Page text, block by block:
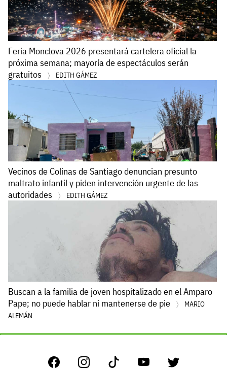
Feria Monclova 2026 presentará cartelera oficial la
próxima semana; mayoría de espectáculos serán
gratuitos
EDITH GÁMEZ
Vecinos de Colinas de Santiago denuncian presunto
maltrato infantil y piden intervención urgente de las
autoridades
EDITH GÁMEZ
Buscan a la familia de joven hospitalizado en el Amparo
Pape; no puede hablar ni mantenerse de pie
MARIO
ALEMÁN